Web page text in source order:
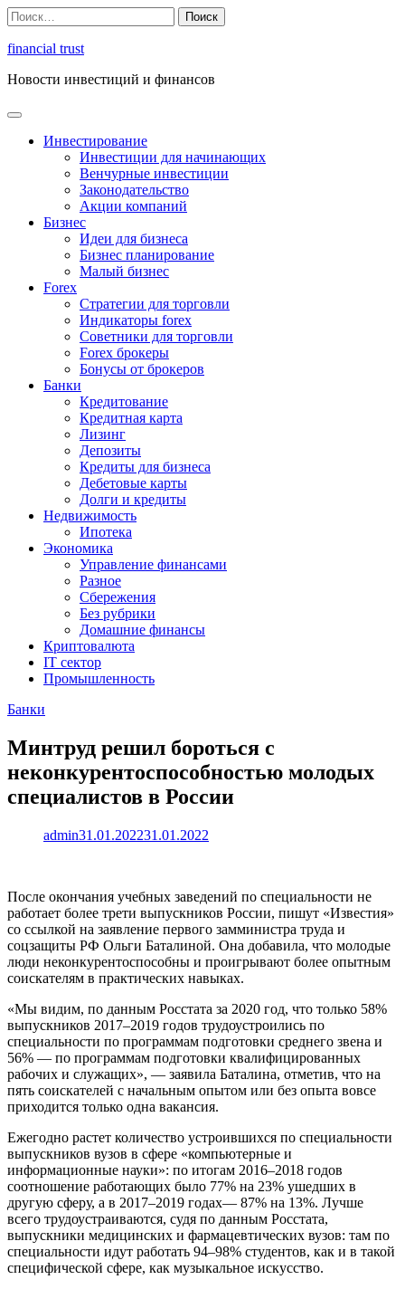
Перейти
к
содержимому
Найти:
financial trust
Новости инвестиций и финансов
Инвестирование
Инвестиции для начинающих
Венчурные инвестиции
Законодательство
Акции компаний
Бизнес
Идеи для бизнеса
Бизнес планирование
Малый бизнес
Forex
Стратегии для торговли
Индикаторы forex
Советники для торговли
Forex брокеры
Бонусы от брокеров
Банки
Кредитование
Кредитная карта
Лизинг
Депозиты
Кредиты для бизнеса
Дебетовые карты
Долги и кредиты
Недвижимость
Ипотека
Экономика
Управление финансами
Разное
Сбережения
Без рубрики
Домашние финансы
Криптовалюта
IT сектор
Промышленность
Банки
Минтруд решил бороться с
неконкурентоспособностью молодых
специалистов в России
admin31.01.202231.01.2022
После окончания учебных заведений по специальности не
работает более трети выпускников России, пишут «Известия»
со ссылкой на заявление первого замминистра труда и
соцзащиты РФ Ольги Баталиной. Она добавила, что молодые
люди неконкурентоспособны и проигрывают более опытным
соискателям в практических навыках.
«Мы видим, по данным Росстата за 2020 год, что только 58%
выпускников 2017–2019 годов трудоустроились по
специальности по программам подготовки среднего звена и
56% — по программам подготовки квалифицированных
рабочих и служащих», — заявила Баталина, отметив, что на
пять соискателей с начальным опытом или без опыта вовсе
приходится только одна вакансия.
Ежегодно растет количество устроившихся по специальности
выпускников вузов в сфере «компьютерные и
информационные науки»: по итогам 2016–2018 годов
соотношение работающих было 77% на 23% ушедших в
другую сферу, а в 2017–2019 годах— 87% на 13%. Лучше
всего трудоустраиваются, судя по данным Росстата,
выпускники медицинских и фармацевтических вузов: там по
специальности идут работать 94–98% студентов, как и в такой
специфической сфере, как музыкальное искусство.